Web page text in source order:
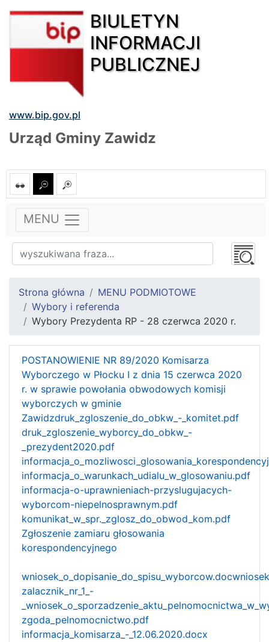
BIULETYN
INFORMACJI
PUBLICZNEJ
www.bip.gov.pl
Urząd Gminy Zawidz
MENU
Strona główna
MENU PODMIOTOWE
Wybory i referenda
Wybory Prezydenta RP - 28 czerwca 2020 r.
POSTANOWIENIE NR 89/2020 Komisarza
Wyborczego w Płocku I z dnia 15 czerwca 2020
r. w sprawie powołania obwodowych komisji
wyborczych w gminie
Zawidzdruk_zgloszenie_do_obkw_-_komitet.pdf
druk_zgloszenie_wyborcy_do_obkw_-
_prezydent2020.pdf
informacja_o_warunkach_udialu_w_glosowaniu.pdf
informacja-o-uprawnieniach-przyslugujacych-
wyborcom-niepelnosprawnym.pdf
komunikat_w_spr._zglosz_do_obwod_kom.pdf
Zgłoszenie zamiaru głosowania
korespondencyjnego
wniosek_o_dopisanie_do_spisu_wyborcow.doc
zalacznik_nr_1_-
zgoda_pelnomocnictwo.pdf
informacja_komisarza_-_12.06.2020.docx